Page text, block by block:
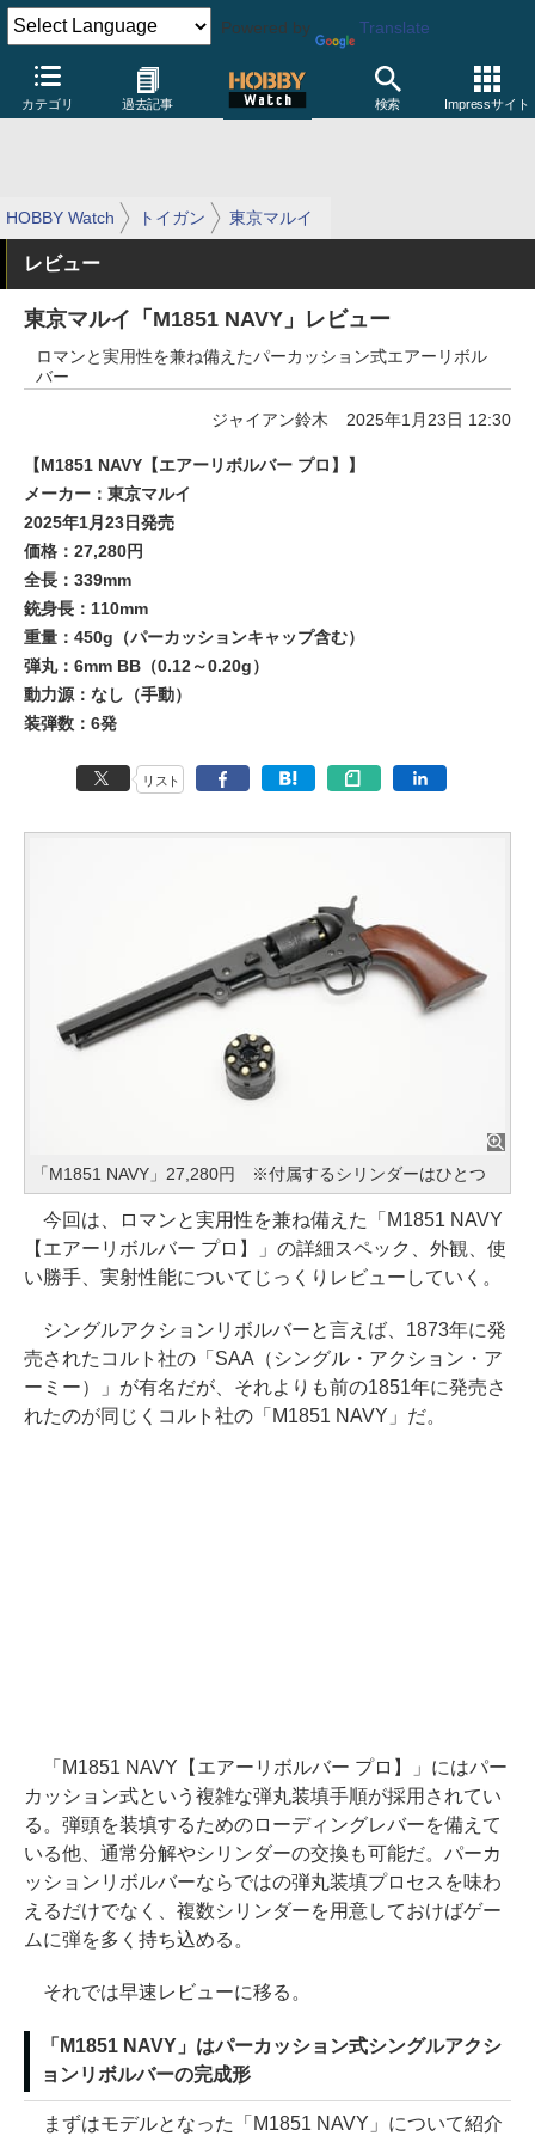
Powered by Translate
カテゴリ 過去記事 検索 Impressサイト
HOBBY Watch トイガン 東京マルイ
レビュー
東京マルイ「M1851 NAVY」レビュー
ロマンと実用性を兼ね備えたパーカッション式エアーリボル
バー
ジャイアン鈴木 2025年1月23日 12:30
【M1851 NAVY【エアーリボルバー プロ】】
メーカー：東京マルイ
2025年1月23日発売
価格：27,280円
全長：339mm
銃身長：110mm
重量：450g（パーカッションキャップ含む）
弾丸：6mm BB（0.12～0.20g）
動力源：なし（手動）
装弾数：6発
リスト
「M1851 NAVY」27,280円 ※付属するシリンダーはひとつ
今回は、ロマンと実用性を兼ね備えた「M1851 NAVY
【エアーリボルバー プロ】」の詳細スペック、外観、使
い勝手、実射性能についてじっくりレビューしていく。
シングルアクションリボルバーと言えば、1873年に発
売されたコルト社の「SAA（シングル・アクション・ア
ーミー）」が有名だが、それよりも前の1851年に発売さ
れたのが同じくコルト社の「M1851 NAVY」だ。
「M1851 NAVY【エアーリボルバー プロ】」にはパー
カッション式という複雑な弾丸装填手順が採用されてい
る。弾頭を装填するためのローディングレバーを備えて
いる他、通常分解やシリンダーの交換も可能だ。パーカ
ッションリボルバーならではの弾丸装填プロセスを味わ
えるだけでなく、複数シリンダーを用意しておけばゲー
ムに弾を多く持ち込める。
それでは早速レビューに移る。
「M1851 NAVY」はパーカッション式シングルアクシ
ョンリボルバーの完成形
まずはモデルとなった「M1851 NAVY」について紹介